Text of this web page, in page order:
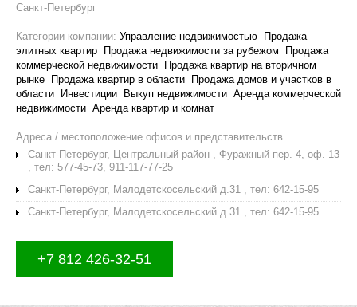
Санкт-Петербург
Категории компании: Управление недвижимостью
Продажа
элитных квартир
Продажа недвижимости за рубежом
Продажа
коммерческой недвижимости
Продажа квартир на вторичном
рынке
Продажа квартир в области
Продажа домов и участков в
области
Инвестиции Выкуп недвижимости Аренда коммерческой
недвижимости Аренда квартир и комнат
Адреса / местоположение офисов и представительств
Санкт-Петербург, Центральный район , Фуражный пер. 4, оф. 13
, тел: 577-45-73, 911-117-77-25
Санкт-Петербург, Малодетскосельский д.31 , тел: 642-15-95
Санкт-Петербург, Малодетскосельский д.31 , тел: 642-15-95
+7 812 426-32-51